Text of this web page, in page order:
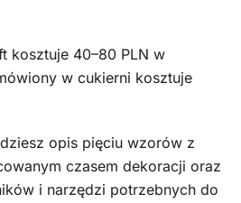
kosztuje 40–80 PLN w
w cukierni kosztuje
opis pięciu wzorów z
czasem dekoracji oraz
i narzędzi potrzebnych do